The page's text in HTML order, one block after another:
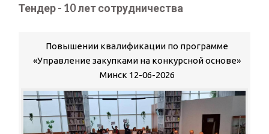
Тендер - 10 лет сотрудничества
Повышении квалификации по программе
«Управление закупками на конкурсной основе»
Минск 12-06-2026